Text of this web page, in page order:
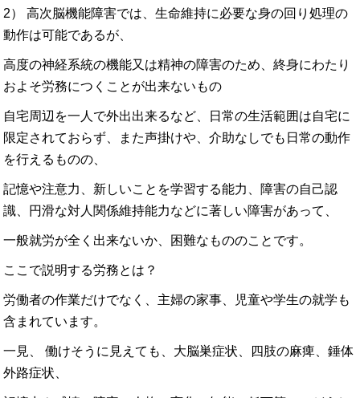
2） 高次脳機能障害では、生命維持に必要な身の回り処理の
動作は可能であるが、
高度の神経系統の機能又は精神の障害のため、終身にわたり
およそ労務につくことが出来ないもの
自宅周辺を一人で外出出来るなど、日常の生活範囲は自宅に
限定されておらず、また声掛けや、介助なしでも日常の動作
を行えるものの、
記憶や注意力、新しいことを学習する能力、障害の自己認
識、円滑な対人関係維持能力などに著しい障害があって、
一般就労が全く出来ないか、困難なもののことです。
ここで説明する労務とは？
労働者の作業だけでなく、主婦の家事、児童や学生の就学も
含まれています。
一見、 働けそうに見えても、大脳巣症状、四肢の麻痺、錘体
外路症状、